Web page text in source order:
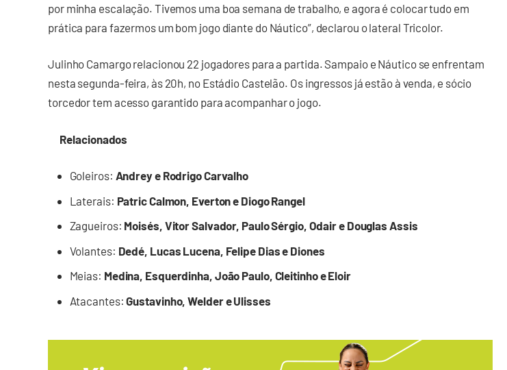
por minha escalação. Tivemos uma boa semana de trabalho, e agora é colocar tudo em
prática para fazermos um bom jogo diante do Náutico”, declarou o lateral Tricolor.
Julinho Camargo relacionou 22 jogadores para a partida. Sampaio e Náutico se enfrentam
nesta segunda-feira, às 20h, no Estádio Castelão. Os ingressos já estão à venda, e sócio
torcedor tem acesso garantido para acompanhar o jogo.
Relacionados
Goleiros: Andrey e Rodrigo Carvalho
Laterais: Patric Calmon, Everton e Diogo Rangel
Zagueiros: Moisés, Vitor Salvador, Paulo Sérgio, Odair e Douglas Assis
Volantes: Dedé, Lucas Lucena, Felipe Dias e Diones
Meias: Medina, Esquerdinha, João Paulo, Cleitinho e Eloir
Atacantes: Gustavinho, Welder e Ulisses